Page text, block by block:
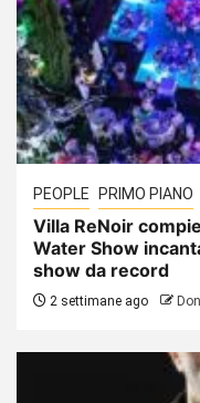
PEOPLE PRIMO PIANO
Villa ReNoir
Water Show
show da record
2 settimane ago